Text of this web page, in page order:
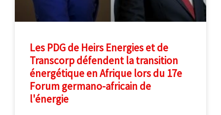
Les PDG de Heirs Energies et de
Transcorp défendent la transition
énergétique en Afrique lors du 17e
Forum germano-africain de
l'énergie